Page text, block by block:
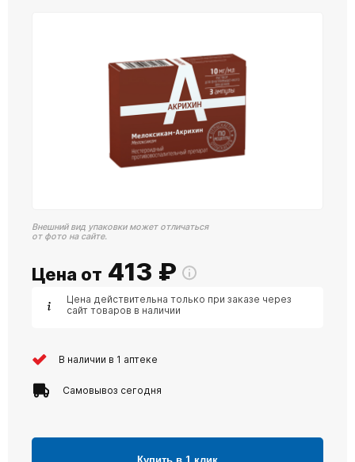
Внешний вид упаковки может отличаться
от фото на сайте.
Цена от 413 ₽
Цена действительна только при заказе через
сайт товаров в наличии
В наличии в 1 аптеке
Самовывоз сегодня
Купить в 1 клик